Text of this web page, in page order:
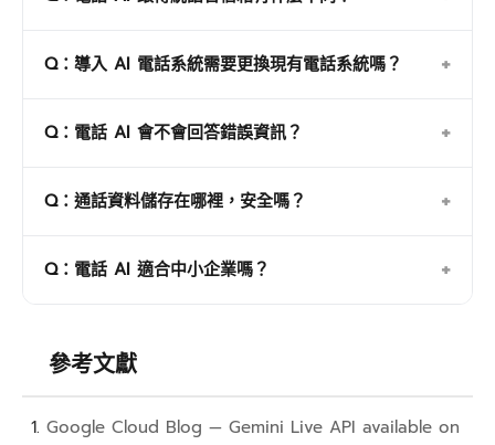
根據企業知識庫準確回答問題，並在通話結束後自動生
Q：導入 AI 電話系統需要更換現有電話系統嗎？ +
接現有電話系統，保留原有號碼，流程零變動。
Q：電話 AI 會不會回答錯誤資訊？ +
知識庫回答，不會憑空捏造。知識庫範圍外的問題會自
Q：通話資料儲存在哪裡，安全嗎？ +
落地位置、加密標準，以及是否有零資料訓練承諾。選
Q：電話 AI 適合中小企業嗎？ +
功撥入才計費的模式，中小企業可以從基礎功能開始，
確認效益後再擴充。
參考文獻
Google Cloud Blog — Gemini Live API available on